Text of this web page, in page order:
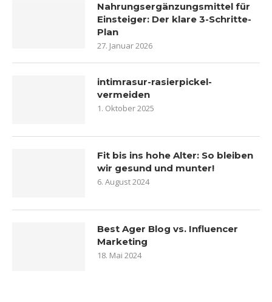
Nahrungsergänzungsmittel für
Einsteiger: Der klare 3-Schritte-
Plan
27. Januar 2026
intimrasur-rasierpickel-
vermeiden
1. Oktober 2025
Fit bis ins hohe Alter: So bleiben
wir gesund und munter!
6. August 2024
Best Ager Blog vs. Influencer
Marketing
18. Mai 2024